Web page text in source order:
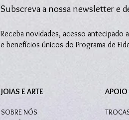
Subscreva a nossa newsletter e
Receba novidades, acesso antecipado
e benefícios únicos do Programa de
JOIAS E ARTE
SOBRE NÓS
APOIO